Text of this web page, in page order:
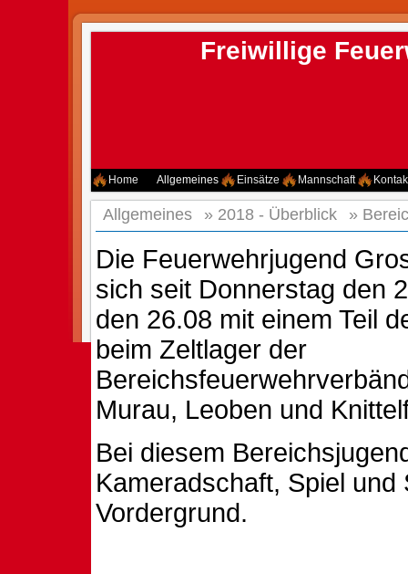
Freiwillige
Home Allgemeines Einsätze Mannschaft
Allgemeines » 2018 - Überblick »
Die Feuerwehrjugend
sich seit Donnerstag den
den 26.08 mit einem Teil
beim Zeltlager der
Murau, Leoben und
Bei diesem
Kameradschaft, Spiel und
Vordergrund.